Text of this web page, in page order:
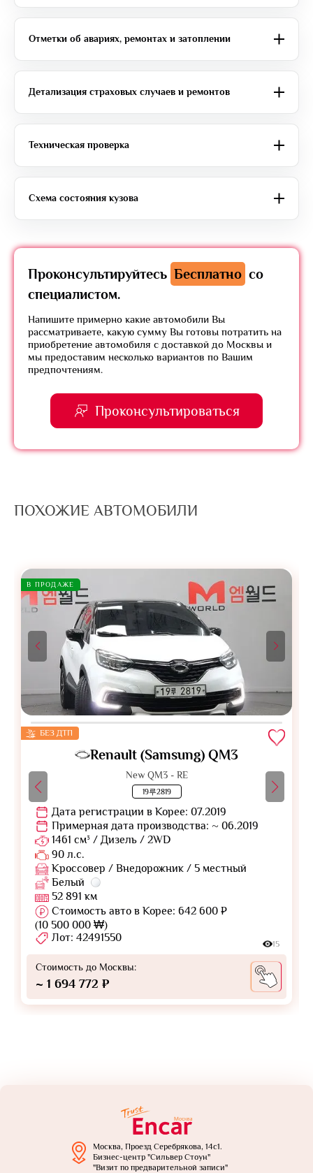
Отметки об авариях, ремонтах и затоплении
Детализация страховых случаев и ремонтов
Техническая проверка
Схема состояния кузова
Проконсультируйтесь Бесплатно со
специалистом.
Напишите примерно какие автомобили Вы
рассматриваете, какую сумму Вы готовы потратить на
приобретение автомобиля с доставкой до Москвы и
мы предоставим несколько вариантов по Вашим
предпочтениям.
Проконсультироваться
ПОХОЖИЕ АВТОМОБИЛИ
В ПРОДАЖЕ
БЕЗ ДТП
Renault (Samsung) QM3
New QM3 - RE
19루2819
Дата регистрации в Корее: 07.2019
Примерная дата производства: ~ 06.2019
1461 см³ / Дизель / 2WD
90 л.с.
Кроссовер / Внедорожник / 5 местный
Белый
52 891 км
Стоимость авто в Корее: 642 600 ₽
(10 500 000 ₩)
Лот: 42491550
15
Стоимость до Москвы:
~ 1 694 772 ₽
Москва, Проезд Серебрякова, 14с1.
Бизнес-центр "Сильвер Стоун"
"Визит по предварительной записи"